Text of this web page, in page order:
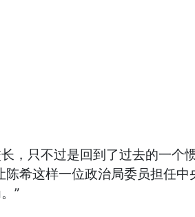
只不过是回到了过去的一个
希这样一位政治局委员担任
”